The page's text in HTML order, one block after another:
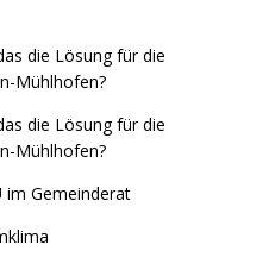
die Lösung für die
Mühlhofen?
die Lösung für die
Mühlhofen?
im Gemeinderat